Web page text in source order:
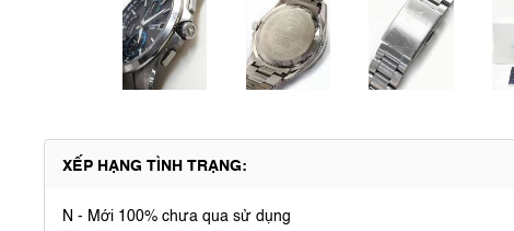
XẾP HẠNG TÌNH TRẠNG:
N - Mới 100% chưa qua sử dụng